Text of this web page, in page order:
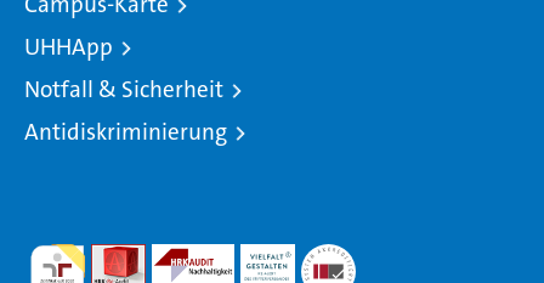
UHHApp
Notfall & Sicherheit
Antidiskriminierung